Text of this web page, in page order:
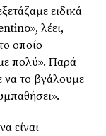
ειδικά
λέει,
οποίο
πολύ». Παρά
το βγάλουμε
είναι